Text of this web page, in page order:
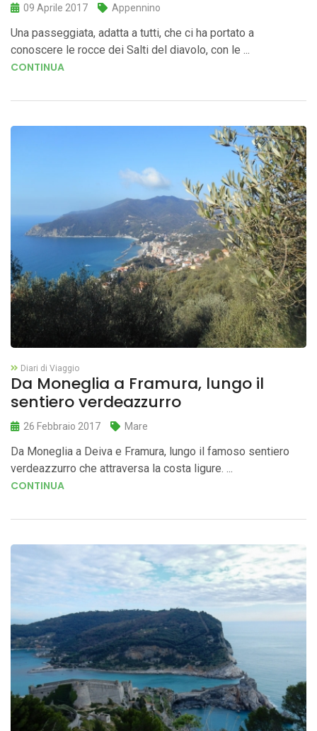
09 Aprile 2017 Appennino
Una passeggiata, adatta a tutti, che ci ha portato a
conoscere le rocce dei Salti del diavolo, con le ...
CONTINUA
Diari di Viaggio
Da Moneglia a Framura, lungo il
sentiero verdeazzurro
26 Febbraio 2017 Mare
Da Moneglia a Deiva e Framura, lungo il famoso sentiero
verdeazzurro che attraversa la costa ligure. ...
CONTINUA